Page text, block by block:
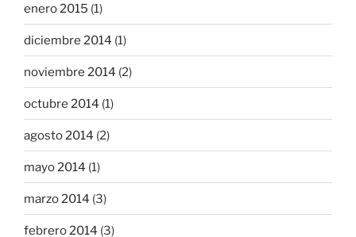
enero 2015 (1)
diciembre 2014 (1)
noviembre 2014 (2)
octubre 2014 (1)
agosto 2014 (2)
mayo 2014 (1)
marzo 2014 (3)
febrero 2014 (3)